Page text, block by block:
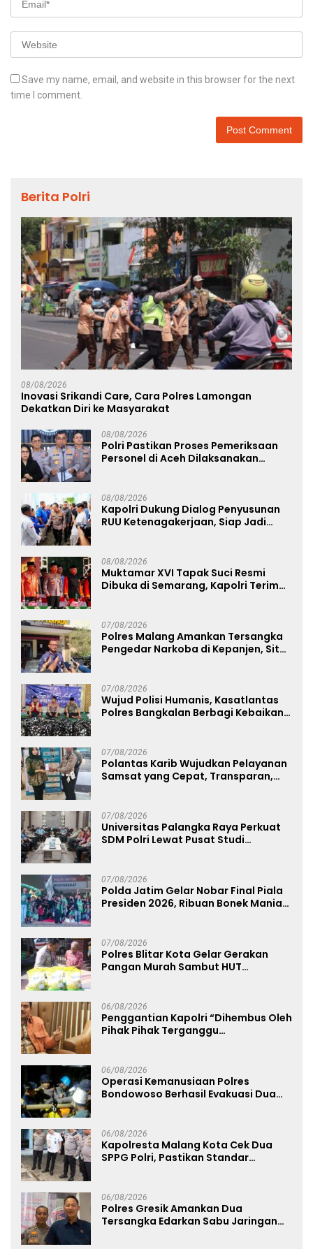
Save my name, email, and website in this browser for the next
time I comment.
Berita Polri
08/08/2026
Inovasi Srikandi Care, Cara Polres Lamongan
Dekatkan Diri ke Masyarakat
08/08/2026
Polri Pastikan Proses Pemeriksaan
Personel di Aceh Dilaksanakan
08/08/2026
Kapolri Dukung Dialog Penyusunan
RUU Ketenagakerjaan, Siap Jadi
08/08/2026
Muktamar XVI Tapak Suci Resmi
Dibuka di Semarang, Kapolri Terima
07/08/2026
Polres Malang Amankan Tersangka
Pengedar Narkoba di Kepanjen, Sita
07/08/2026
Wujud Polisi Humanis, Kasatlantas
Polres Bangkalan Berbagi Kebaikan
07/08/2026
Polantas Karib Wujudkan Pelayanan
Samsat yang Cepat, Transparan,
07/08/2026
Universitas Palangka Raya Perkuat
SDM Polri Lewat Pusat Studi
07/08/2026
Polda Jatim Gelar Nobar Final Piala
Presiden 2026, Ribuan Bonek Mania
07/08/2026
Polres Blitar Kota Gelar Gerakan
Pangan Murah Sambut HUT
06/08/2026
Penggantian Kapolri “Dihembus Oleh
Pihak Pihak Terganggu
06/08/2026
Operasi Kemanusiaan Polres
Bondowoso Berhasil Evakuasi Dua
06/08/2026
Kapolresta Malang Kota Cek Dua
SPPG Polri, Pastikan Standar
06/08/2026
Polres Gresik Amankan Dua
Tersangka Edarkan Sabu Jaringan